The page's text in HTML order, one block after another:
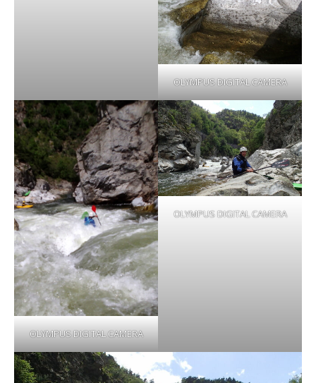
OLYMPUS DIGITAL CAMERA
OLYMPUS DIGITAL CAMERA
OLYMPUS DIGITAL CAMERA